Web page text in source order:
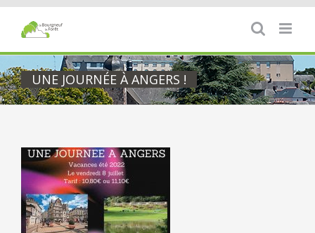
Passer
contenu
UNE JOURNÉE À ANGERS !